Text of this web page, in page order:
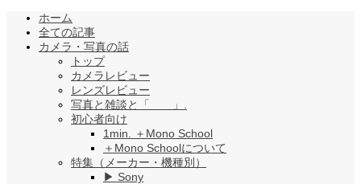
ホーム
全ての記事
カメラ・写真の話
トップ
カメラレビュー
レンズレビュー
写真と雑談と「 」.
初心者向け
1min. ＋Mono School
＋Mono Schoolについて
特集（メーカー・機種別）
▶︎ Sony